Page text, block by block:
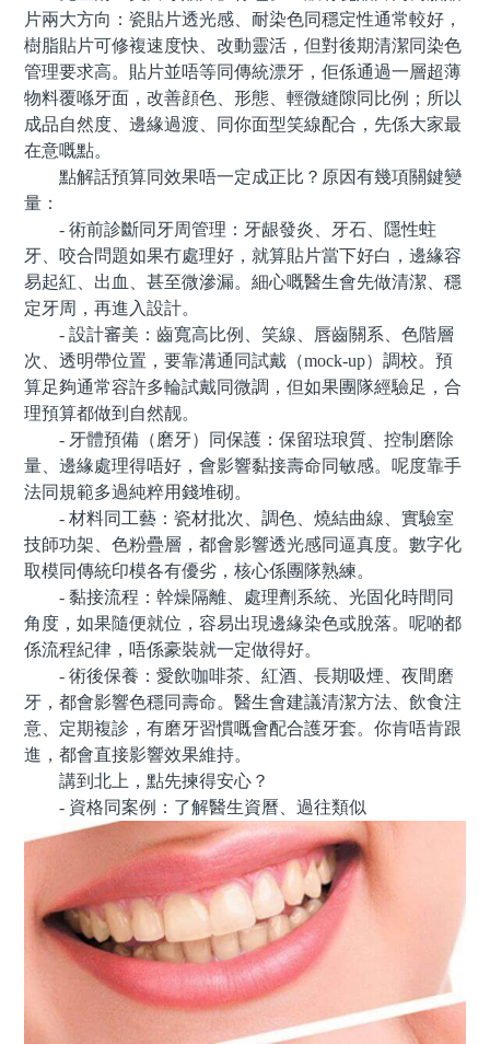
片兩大方向：瓷貼片透光感、耐染色同穩定性通常較好，
樹脂貼片可修複速度快、改動靈活，但對後期清潔同染色
管理要求高。貼片並唔等同傳統漂牙，佢係通過一層超薄
物料覆喺牙面，改善顔色、形態、輕微縫隙同比例；所以
成品自然度、邊緣過渡、同你面型笑線配合，先係大家最
在意嘅點。
點解話預算同效果唔一定成正比？原因有幾項關鍵變
量：
- 術前診斷同牙周管理：牙龈發炎、牙石、隱性蛀
牙、咬合問題如果冇處理好，就算貼片當下好白，邊緣容
易起紅、出血、甚至微滲漏。細心嘅醫生會先做清潔、穩
定牙周，再進入設計。
- 設計審美：齒寬高比例、笑線、唇齒關系、色階層
次、透明帶位置，要靠溝通同試戴（mock-up）調校。預
算足夠通常容許多輪試戴同微調，但如果團隊經驗足，合
理預算都做到自然靓。
- 牙體預備（磨牙）同保護：保留琺琅質、控制磨除
量、邊緣處理得唔好，會影響黏接壽命同敏感。呢度靠手
法同規範多過純粹用錢堆砌。
- 材料同工藝：瓷材批次、調色、燒結曲線、實驗室
技師功架、色粉疊層，都會影響透光感同逼真度。數字化
取模同傳統印模各有優劣，核心係團隊熟練。
- 黏接流程：幹燥隔離、處理劑系統、光固化時間同
角度，如果隨便就位，容易出現邊緣染色或脫落。呢啲都
係流程紀律，唔係豪裝就一定做得好。
- 術後保養：愛飲咖啡茶、紅酒、長期吸煙、夜間磨
牙，都會影響色穩同壽命。醫生會建議清潔方法、飲食注
意、定期複診，有磨牙習慣嘅會配合護牙套。你肯唔肯跟
進，都會直接影響效果維持。
講到北上，點先揀得安心？
- 資格同案例：了解醫生資曆、過往類似